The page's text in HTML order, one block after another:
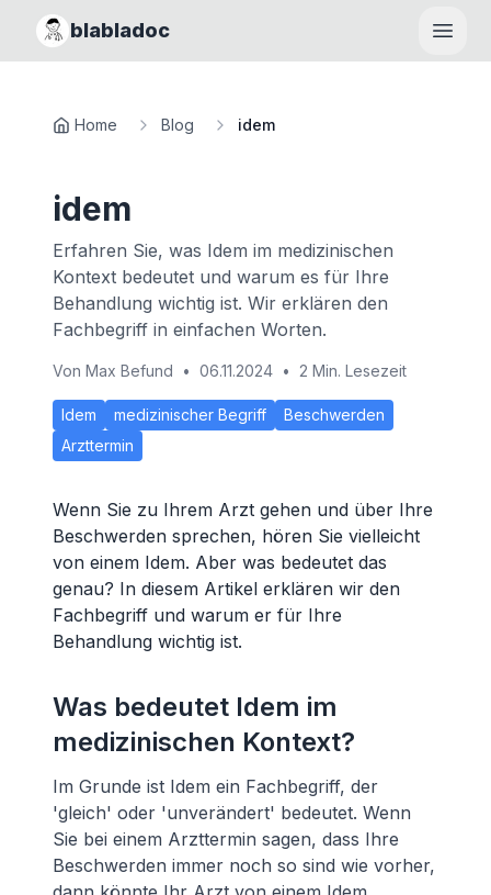
blabladoc
Home Blog idem
idem
Erfahren Sie, was Idem im medizinischen
Kontext bedeutet und warum es für Ihre
Behandlung wichtig ist. Wir erklären den
Fachbegriff in einfachen Worten.
Von Max Befund • 06.11.2024 • 2 Min. Lesezeit
Idem medizinischer Begriff
Beschwerden
Arzttermin
Wenn Sie zu Ihrem Arzt gehen und über Ihre
Beschwerden sprechen, hören Sie vielleicht
von einem Idem. Aber was bedeutet das
genau? In diesem Artikel erklären wir den
Fachbegriff und warum er für Ihre
Behandlung wichtig ist.
Was bedeutet Idem im
medizinischen Kontext?
Im Grunde ist Idem ein Fachbegriff, der
'gleich' oder 'unverändert' bedeutet. Wenn
Sie bei einem Arzttermin sagen, dass Ihre
Beschwerden immer noch so sind wie vorher,